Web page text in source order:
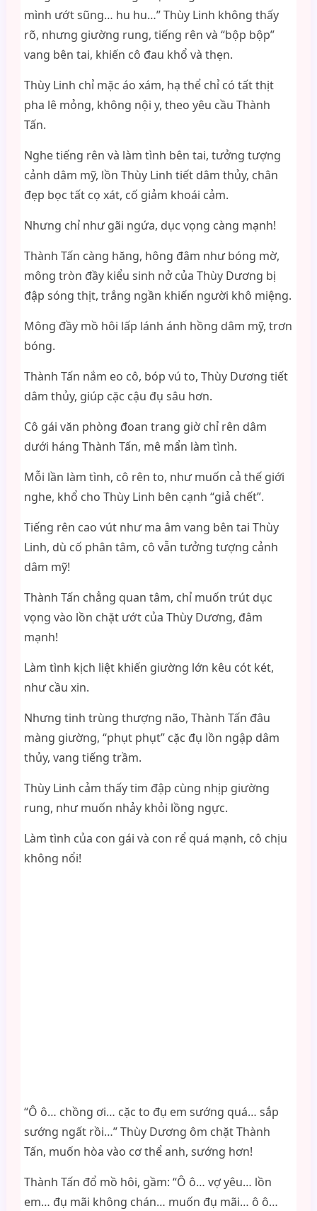
mình ướt sũng… hu hu…” Thùy Linh không thấy
rõ, nhưng giường rung, tiếng rên và “bộp bộp”
vang bên tai, khiến cô đau khổ và thẹn.
Thùy Linh chỉ mặc áo xám, hạ thể chỉ có tất thịt
pha lê mỏng, không nội y, theo yêu cầu Thành
Tấn.
Nghe tiếng rên và làm tình bên tai, tưởng tượng
cảnh dâm mỹ, lồn Thùy Linh tiết dâm thủy, chân
đẹp bọc tất cọ xát, cố giảm khoái cảm.
Nhưng chỉ như gãi ngứa, dục vọng càng mạnh!
Thành Tấn càng hăng, hông đâm như bóng mờ,
mông tròn đầy kiểu sinh nở của Thùy Dương bị
đập sóng thịt, trắng ngần khiến người khô miệng.
Mông đầy mồ hôi lấp lánh ánh hồng dâm mỹ, trơn
bóng.
Thành Tấn nắm eo cô, bóp vú to, Thùy Dương tiết
dâm thủy, giúp cặc cậu đụ sâu hơn.
Cô gái văn phòng đoan trang giờ chỉ rên dâm
dưới háng Thành Tấn, mê mẩn làm tình.
Mỗi lần làm tình, cô rên to, như muốn cả thế giới
nghe, khổ cho Thùy Linh bên cạnh “giả chết”.
Tiếng rên cao vút như ma âm vang bên tai Thùy
Linh, dù cố phân tâm, cô vẫn tưởng tượng cảnh
dâm mỹ!
Thành Tấn chẳng quan tâm, chỉ muốn trút dục
vọng vào lồn chặt ướt của Thùy Dương, đâm
mạnh!
Làm tình kịch liệt khiến giường lớn kêu cót két,
như cầu xin.
Nhưng tinh trùng thượng não, Thành Tấn đâu
màng giường, “phụt phụt” cặc đụ lồn ngập dâm
thủy, vang tiếng trầm.
Thùy Linh cảm thấy tim đập cùng nhịp giường
rung, như muốn nhảy khỏi lồng ngực.
Làm tình của con gái và con rể quá mạnh, cô chịu
không nổi!
“Ô ô… chồng ơi… cặc to đụ em sướng quá… sắp
sướng ngất rồi…” Thùy Dương ôm chặt Thành
Tấn, muốn hòa vào cơ thể anh, sướng hơn!
Thành Tấn đổ mồ hôi, gầm: “Ô ô… vợ yêu… lồn
em… đụ mãi không chán… muốn đụ mãi… ô ô…